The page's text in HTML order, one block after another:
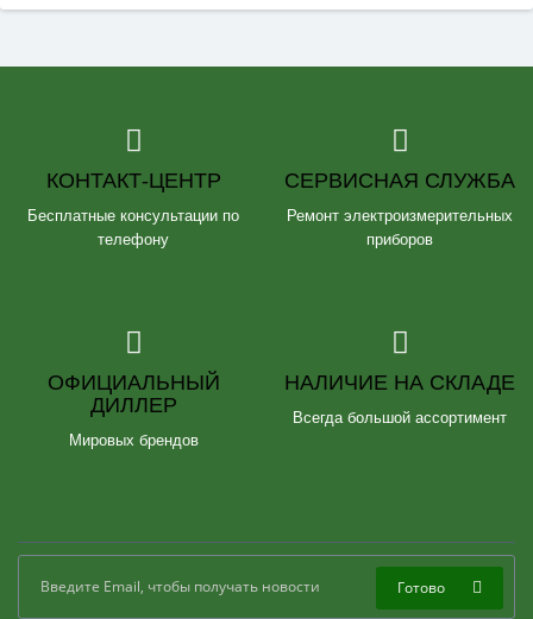
КОНТАКТ-ЦЕНТР
Бесплатные консультации по
телефону
СЕРВИСНАЯ СЛУЖБА
Ремонт электроизмерительных
приборов
ОФИЦИАЛЬНЫЙ
ДИЛЛЕР
Мировых брендов
НАЛИЧИЕ НА СКЛАДЕ
Всегда большой ассортимент
Готово